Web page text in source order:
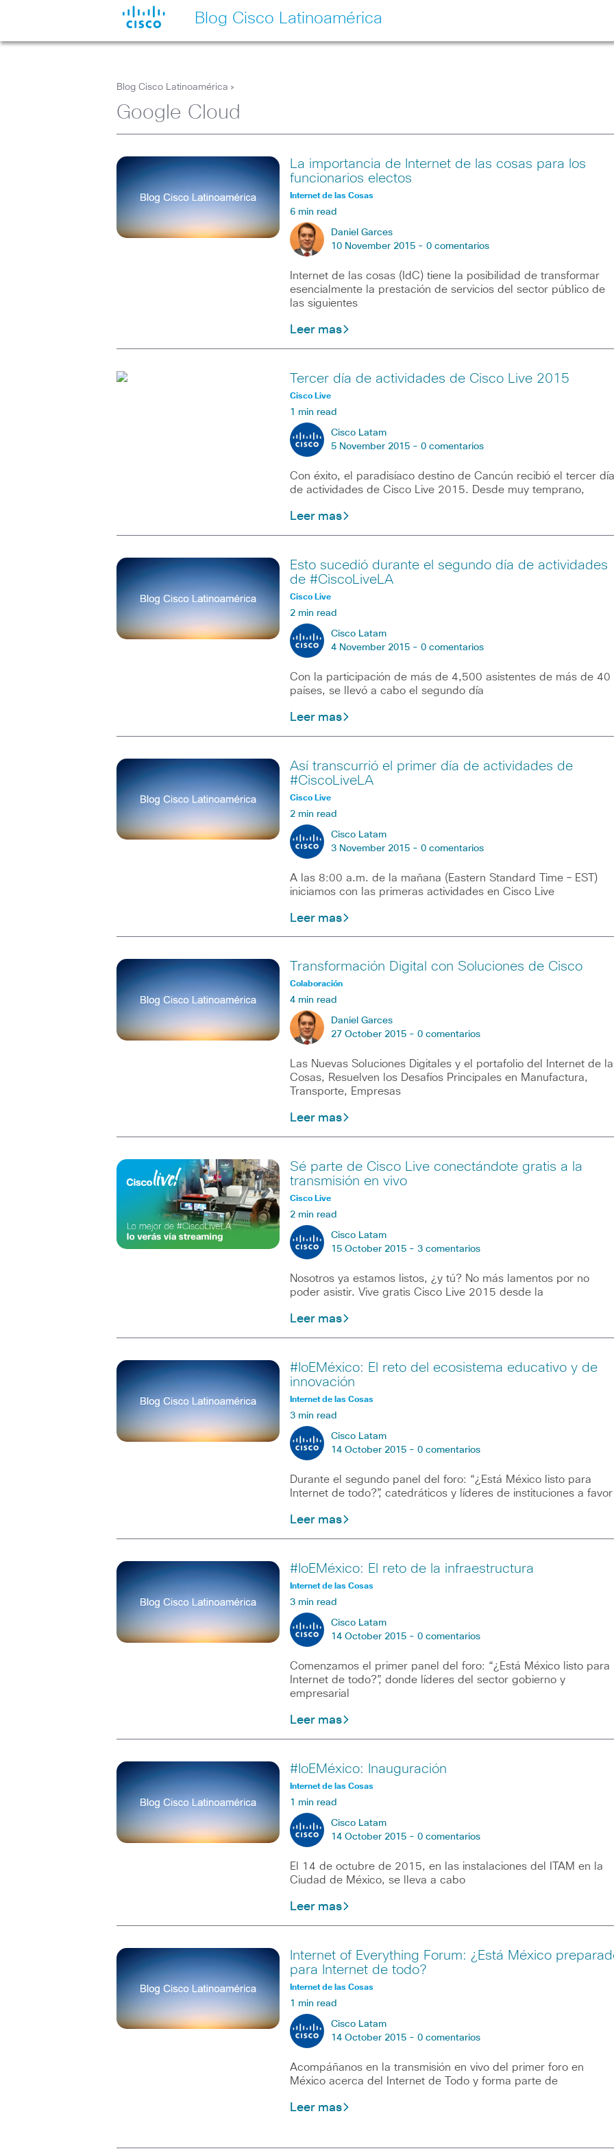
Blog Cisco Latinoamérica
Blog Cisco Latinoamérica >
Google Cloud
La importancia de Internet de las cosas para los
funcionarios electos
Internet de las Cosas
6 min read
Daniel Garces
10 November 2015 - 0 comentarios
Internet de las cosas (IdC) tiene la posibilidad de transformar
esencialmente la prestación de servicios del sector público de
las siguientes
Leer mas
Tercer día de actividades de Cisco Live 2015
Cisco Live
1 min read
Cisco Latam
5 November 2015 - 0 comentarios
Con éxito, el paradisíaco destino de Cancún recibió el tercer día
de actividades de Cisco Live 2015. Desde muy temprano,
Leer mas
Esto sucedió durante el segundo día de actividades
de #CiscoLiveLA
Cisco Live
2 min read
Cisco Latam
4 November 2015 - 0 comentarios
Con la participación de más de 4,500 asistentes de más de 40
países, se llevó a cabo el segundo día
Leer mas
Así transcurrió el primer día de actividades de
#CiscoLiveLA
Cisco Live
2 min read
Cisco Latam
3 November 2015 - 0 comentarios
A las 8:00 a.m. de la mañana (Eastern Standard Time – EST)
iniciamos con las primeras actividades en Cisco Live
Leer mas
Transformación Digital con Soluciones de Cisco
Colaboración
4 min read
Daniel Garces
27 October 2015 - 0 comentarios
Las Nuevas Soluciones Digitales y el portafolio del Internet de
Cosas, Resuelven los Desafíos Principales en Manufactura,
Transporte, Empresas
Leer mas
Sé parte de Cisco Live conectándote gratis a la
transmisión en vivo
Cisco Live
2 min read
Cisco Latam
15 October 2015 - 3 comentarios
Nosotros ya estamos listos, ¿y tú? No más lamentos por no
poder asistir. Vive gratis Cisco Live 2015 desde la
Leer mas
#IoEMéxico: El reto del ecosistema educativo y de
innovación
Internet de las Cosas
3 min read
Cisco Latam
14 October 2015 - 0 comentarios
Durante el segundo panel del foro: “¿Está México listo para
Internet de todo?”, catedráticos y líderes de instituciones a favor
Leer mas
#IoEMéxico: El reto de la infraestructura
Internet de las Cosas
3 min read
Cisco Latam
14 October 2015 - 0 comentarios
Comenzamos el primer panel del foro: “¿Está México listo para
Internet de todo?”, donde líderes del sector gobierno y
empresarial
Leer mas
#IoEMéxico: Inauguración
Internet de las Cosas
1 min read
Cisco Latam
14 October 2015 - 0 comentarios
El 14 de octubre de 2015, en las instalaciones del ITAM en la
Ciudad de México, se lleva a cabo
Leer mas
Internet of Everything Forum: ¿Está México
para Internet de todo?
Internet de las Cosas
1 min read
Cisco Latam
14 October 2015 - 0 comentarios
Acompáñanos en la transmisión en vivo del primer foro en
México acerca del Internet de Todo y forma parte de
Leer mas